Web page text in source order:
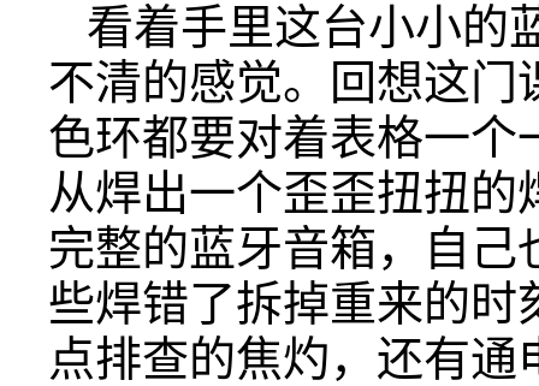
看着手里这台小小的
不清的感觉。回想这
色环都要对着表格一个
从焊出一个歪歪扭扭
完整的蓝牙音箱，自
些焊错了拆掉重来的时
点排查的焦灼，还有